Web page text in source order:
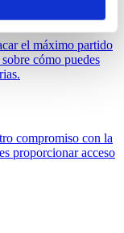
el máximo partido
cómo puedes
compromiso con la
proporcionar acceso